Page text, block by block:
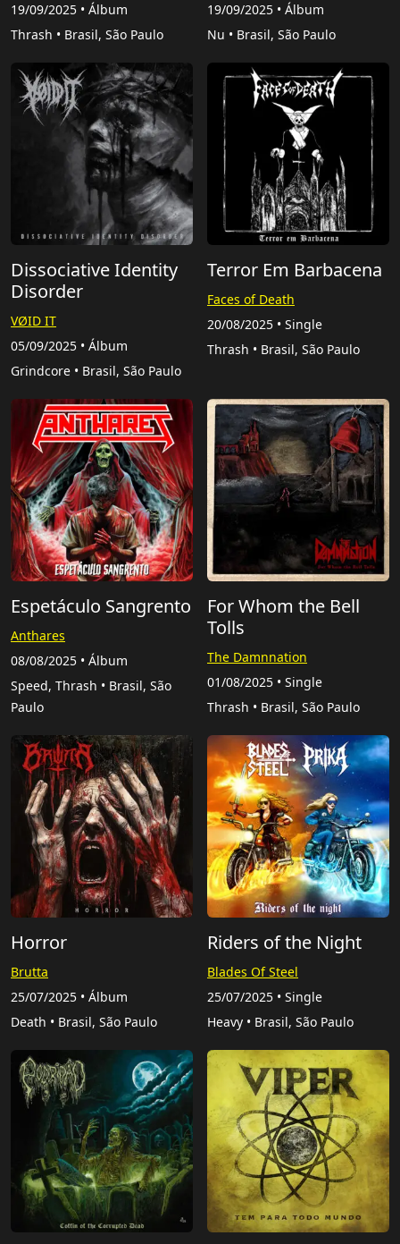
19/09/2025 • Álbum
Thrash • Brasil, São Paulo
19/09/2025 • Álbum
Nu • Brasil, São Paulo
Dissociative Identity
Disorder
VØID IT
05/09/2025 • Álbum
Grindcore • Brasil, São Paulo
Terror Em Barbacena
Faces of Death
20/08/2025 • Single
Thrash • Brasil, São Paulo
Espetáculo Sangrento
Anthares
08/08/2025 • Álbum
Speed, Thrash • Brasil, São
Paulo
For Whom the Bell
Tolls
The Damnnation
01/08/2025 • Single
Thrash • Brasil, São Paulo
Horror
Brutta
25/07/2025 • Álbum
Death • Brasil, São Paulo
Riders of the Night
Blades Of Steel
25/07/2025 • Single
Heavy • Brasil, São Paulo